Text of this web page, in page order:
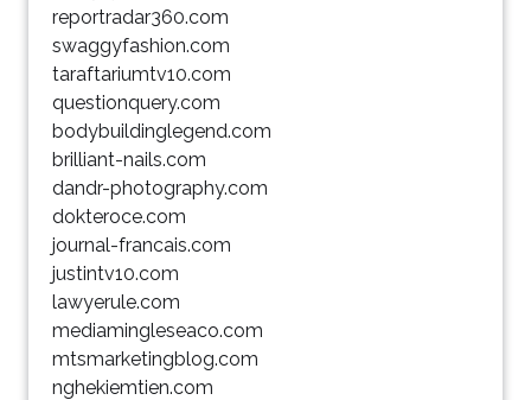
reportradar360.com
swaggyfashion.com
taraftariumtv10.com
questionquery.com
bodybuildinglegend.com
brilliant-nails.com
dandr-photography.com
dokteroce.com
journal-francais.com
justintv10.com
lawyerule.com
mediamingleseaco.com
mtsmarketingblog.com
nghekiemtien.com